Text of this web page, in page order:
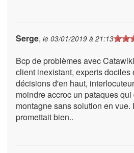
Serge, le 03/01/2019 à 21:13
Bcp de problèmes avec
client inexistant, experts dociles
décisions d'en haut,
moindre accroc un pataques
montagne sans solution en vue.
promettait bien..